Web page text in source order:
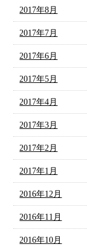
2017年8月
2017年7月
2017年6月
2017年5月
2017年4月
2017年3月
2017年2月
2017年1月
2016年12月
2016年11月
2016年10月